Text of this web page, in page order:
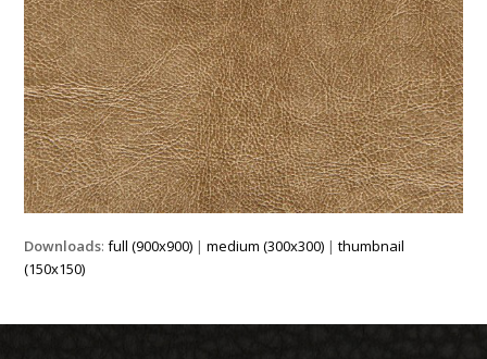
Downloads:full (900x900) |medium (300x300) |thumbnail
(150x150)